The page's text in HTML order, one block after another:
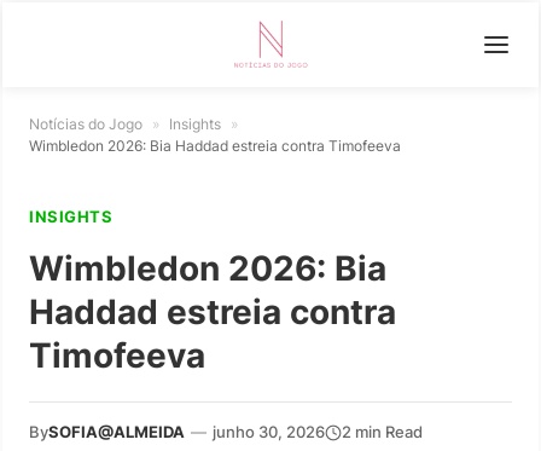
Notícias do Jogo » Insights »
Wimbledon 2026: Bia Haddad estreia contra Timofeeva
INSIGHTS
Wimbledon 2026: Bia
Haddad estreia contra
Timofeeva
BySOFIA@ALMEIDA — junho 30, 2026 2 min Read